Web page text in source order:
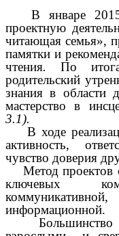
В январе
проектную
читающая семья»,
памятки и
чтения. По
родительский
знания в области
мастерство в
3.1).
В ходе
активность,
чувство доверия
Метод проектов
ключевых
информационной.
Большинство